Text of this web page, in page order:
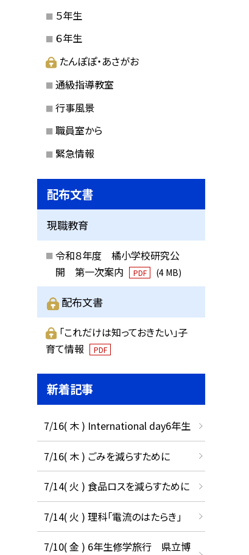
５年生
６年生
たんぽぽ・あさがお
通級指導教室
行事風景
職員室から
緊急情報
配布文書
現職教育
令和８年度 橘小学校研究公
開 第一次案内
PDF (4 MB)
配布文書
「これだけは知っておきたい」子
育て情報
PDF
新着記事
7/16( 木 ) International day6年生
7/16( 木 ) ごみを減らすために
7/14( 火 ) 食品ロスを減らすために
7/14( 火 ) 理科「電流のはたらき」
7/10( 金 ) 6年生修学旅行 県立博